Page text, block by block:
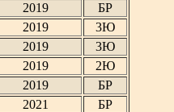
2019
БР
2019
3Ю
2019
3Ю
2019
2Ю
2019
БР
2021
БР